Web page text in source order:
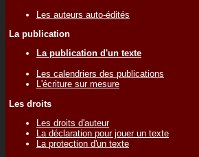
Les auteurs auto-édités
La publication
La publication d'un texte
Les calendriers des publications
L'écriture sur mesure
Les droits
Les droits d'auteur
La déclaration pour jouer un texte
La protection d'un texte